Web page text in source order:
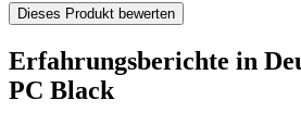
Dieses Produkt bewerten
Erfahrungsberichte in
PC Black